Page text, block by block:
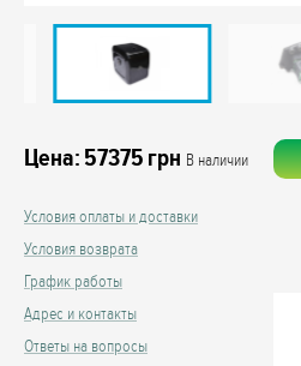
Цена: 57375 грн В наличии
Условия оплаты и доставки
Условия возврата
График работы
Адрес и контакты
Ответы на вопросы